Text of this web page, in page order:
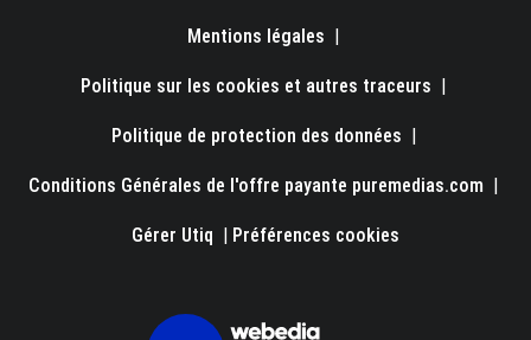
Mentions légales |
Politique sur les cookies et autres traceurs |
Politique de protection des données |
Conditions Générales de l'offre payante puremedias.com |
Gérer Utiq | Préférences cookies